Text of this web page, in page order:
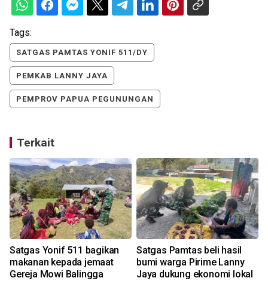
Tags:
SATGAS PAMTAS YONIF 511/DY
PEMKAB LANNY JAYA
PEMPROV PAPUA PEGUNUNGAN
Terkait
Satgas Yonif 511 bagikan
makanan kepada jemaat
Gereja Mowi Balingga
Satgas Pamtas beli hasil
bumi warga Pirime Lanny
Jaya dukung ekonomi lokal